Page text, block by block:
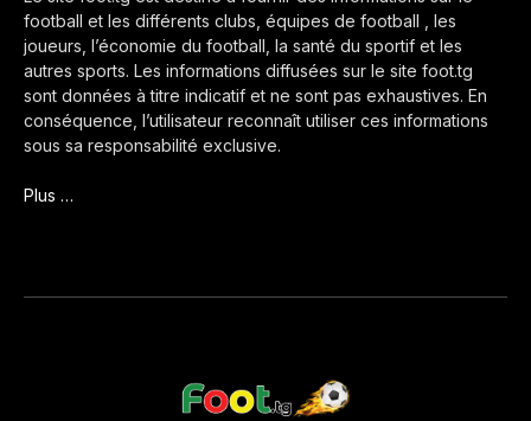
football et les différents clubs, équipes de football , les
joueurs, l’économie du football, la santé du sportif et les
autres sports. Les informations diffusées sur le site foot.tg
sont données à titre indicatif et ne sont pas exhaustives. En
conséquence, l’utilisateur reconnaît utiliser ces informations
sous sa responsabilité exclusive.
Plus …